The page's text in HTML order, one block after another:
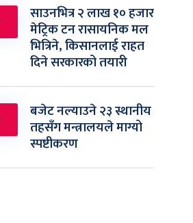
साउनभित्र २ लाख १० हजार
मेट्रिक टन रासायनिक मल
भित्रिने, किसानलाई राहत
दिने सरकारको तयारी
बजेट नल्याउने २३ स्थानीय
तहसँग मन्त्रालयले माग्यो
स्पष्टीकरण